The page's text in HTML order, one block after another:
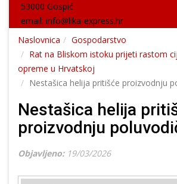
53000 Gospić
email: info@lika-express.hr
Naslovnica
Gospodarstvo
Rat na Bliskom istoku prijeti rastom
opreme u Hrvatskoj
Nestašica helija pritišće proizvodnju
Nestašica helija
proizvodnju
Objavljeno: 19/03/2026